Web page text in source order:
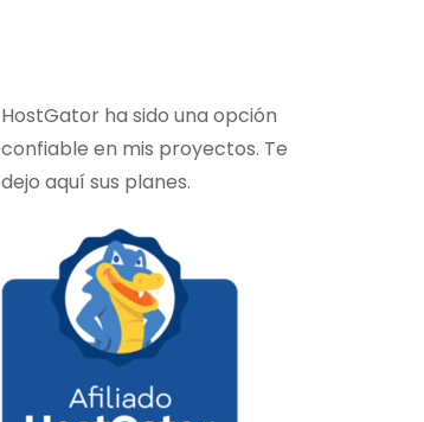
HostGator ha sido una opción
confiable en mis proyectos. Te
dejo aquí sus planes.